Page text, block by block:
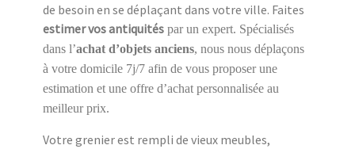
de besoin en se déplaçant dans votre ville. Faites
estimer vos antiquités par un expert. Spécialisés
dans l’achat d’objets anciens, nous nous déplaçons
à votre domicile 7j/7 afin de vous proposer une
estimation et une offre d’achat personnalisée au
meilleur prix.
Votre grenier est rempli de vieux meubles,